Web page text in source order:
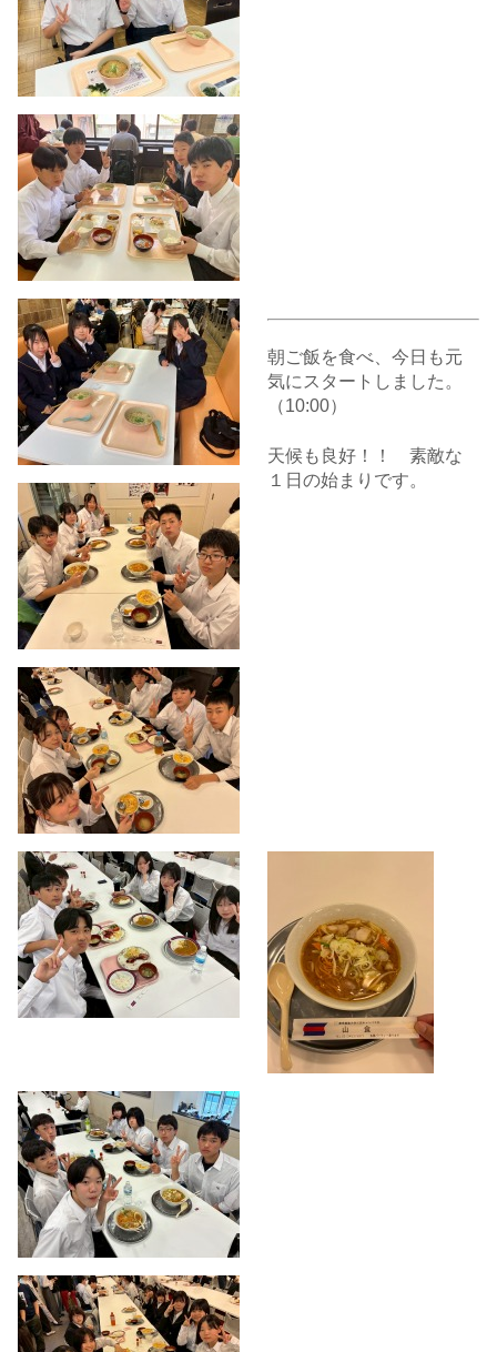
朝ご飯を食べ、今日も元
気にスタートしました。
（10:00）
天候も良好！！ 素敵な
１日の始まりです。